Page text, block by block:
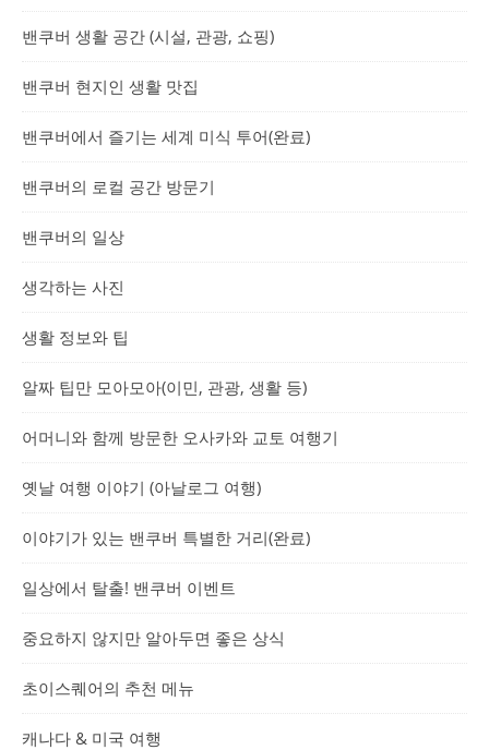
밴쿠버 생활 공간 (시설, 관광, 쇼핑)
밴쿠버 현지인 생활 맛집
밴쿠버에서 즐기는 세계 미식 투어(완료)
밴쿠버의 로컬 공간 방문기
밴쿠버의 일상
생각하는 사진
생활 정보와 팁
알짜 팁만 모아모아(이민, 관광, 생활 등)
어머니와 함께 방문한 오사카와 교토 여행기
옛날 여행 이야기 (아날로그 여행)
이야기가 있는 밴쿠버 특별한 거리(완료)
일상에서 탈출! 밴쿠버 이벤트
중요하지 않지만 알아두면 좋은 상식
초이스퀘어의 추천 메뉴
캐나다 & 미국 여행